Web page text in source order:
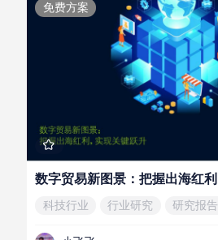
免费方案
科技行业 行业研究 研究报告